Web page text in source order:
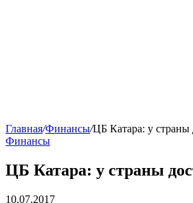
Главная/Финансы/ЦБ Катара: у страны
Финансы
ЦБ Катара: у страны
10.07.2017